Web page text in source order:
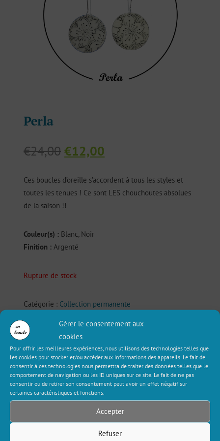
Gérer le consentement aux
cookies
Pour offrir les meilleures expériences, nous utilisons des technologies telles que
les cookies pour stocker et/ou accéder aux informations des appareils. Le fait de
consentir à ces technologies nous permettra de traiter des données telles que le
comportement de navigation ou les ID uniques sur ce site. Le fait de ne pas
consentir ou de retirer son consentement peut avoir un effet négatif sur
certaines caractéristiques et fonctions.
Accepter
Refuser
Perla
€24,00 Le
initial
était :
€24,00.
€12,00
actuel
est :
Ces boucles d’oreille s’accordent à tous les styles et
toutes les tenues ! Ce sont LES chouchoutes absolues
de la saison !!
Couleur(s) : Blanc, Noir
Finition : Argenté
Rupture de stock
Catégorie : Collection permanente
Pastille
Description Informations complémentaires
Avis (0)
Description